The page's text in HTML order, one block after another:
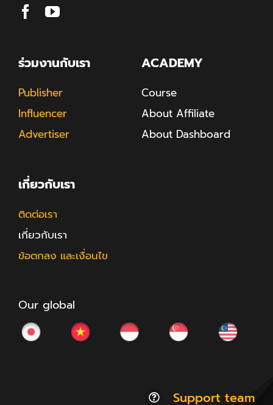
ร่วมงานกับเรา
Publisher
Influencer
Advertiser
ACADEMY
Course
About Affiliate
About Dashboard
เกี่ยวกับเรา
ติดต่อเรา
เกี่ยวกับเรา
ข้อตกลง และเงื่อนไข
Our global
Support team